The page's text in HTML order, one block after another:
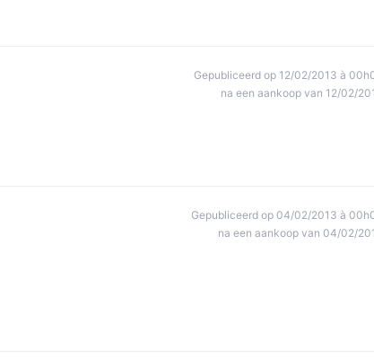
Gepubliceerd op 12/02/2013 à
na een aankoop van 12/02/
Gepubliceerd op 04/02/2013 à
na een aankoop van 04/02/